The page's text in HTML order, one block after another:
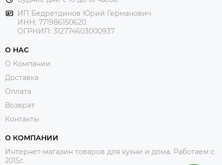
ИП Бедретдинов Юрий Германович
ИНН: 771986150620
ОГРНИП: 312774603000937
О НАС
О Компании
Доставка
Оплата
Возврат
Контакты
О КОМПАНИИ
Интернет-магазин товаров для кухни и дома. Работаем с
2015г.